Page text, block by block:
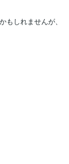
もしれませんが、